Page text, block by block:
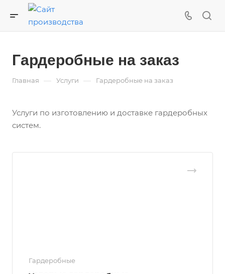
Гардеробные на заказ
Главная — Услуги — Гардеробные на заказ
Услуги по изготовлению и доставке гардеробных
систем.
Гардеробные